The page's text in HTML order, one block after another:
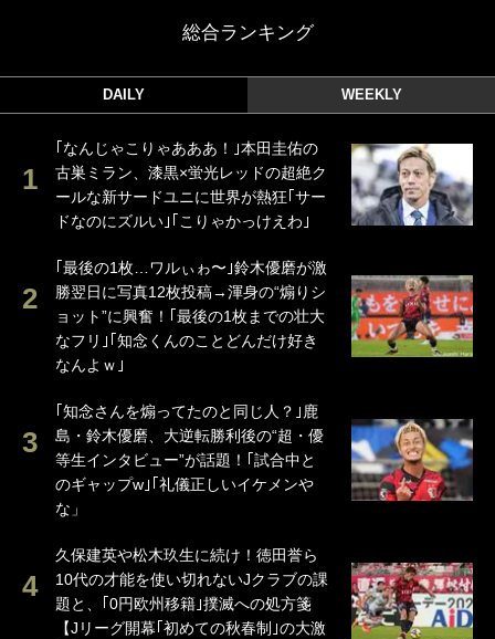
総合ランキング
DAILY WEEKLY
｢なんじゃこりゃあああ！｣本田圭佑の
古巣ミラン、漆黒×蛍光レッドの超絶ク
ールな新サードユニに世界が熱狂｢サー
ドなのにズルい｣｢こりゃかっけえわ｣
｢最後の1枚…ワルぃゎ〜｣鈴木優磨が激
勝翌日に写真12枚投稿→渾身の“煽りシ
ョット”に興奮！｢最後の1枚までの壮大
なフリ｣｢知念くんのことどんだけ好き
なんよｗ｣
｢知念さんを煽ってたのと同じ人？｣鹿
島・鈴木優磨、大逆転勝利後の“超・優
等生インタビュー”が話題！｢試合中と
のギャップw｣｢礼儀正しいイケメンや
な」
久保建英や松木玖生に続け！徳田誉ら
10代の才能を使い切れないJクラブの課
題と、｢0円欧州移籍｣撲滅への処方箋
【Jリーグ開幕｢初めての秋春制｣の大激